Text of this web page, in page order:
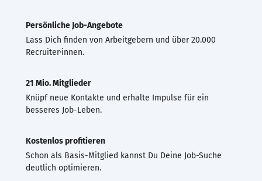
Persönliche Job-Angebote
Lass Dich finden von Arbeitgebern und über 20.000
Recruiter·innen.
21 Mio. Mitglieder
Knüpf neue Kontakte und erhalte Impulse für ein
besseres Job-Leben.
Kostenlos profitieren
Schon als Basis-Mitglied kannst Du Deine Job-Suche
deutlich optimieren.